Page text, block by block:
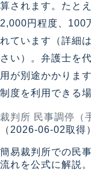
算されます。たと
2,000円程度、100
れています（詳細
さい）。弁護士を
用が別途かかりま
制度を利用できる
裁判所 民事調停（
（2026-06-02取得）
簡易裁判所での民
流れを公式に解説